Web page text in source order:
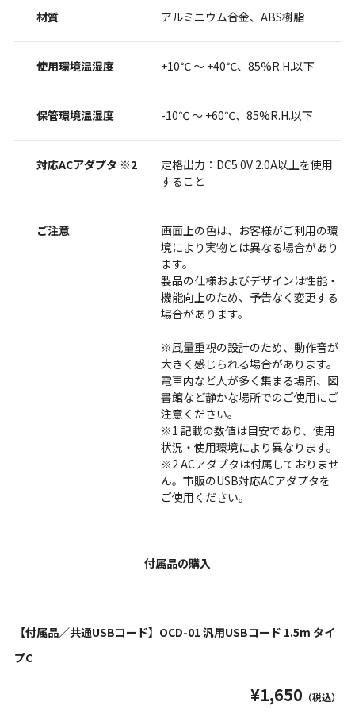
材質 アルミニウム合金、ABS樹脂
使用環境温湿度 +10℃ ～ +40℃、85%R.H.以下
保管環境温湿度 -10℃ ～ +60℃、85%R.H.以下
対応ACアダプタ ※2
定格出力：DC5.0V 2.0A以上を使用
すること
ご注意
画面上の色は、お客様がご利用の環
境により実物とは異なる場合があり
ます。
製品の仕様およびデザインは性能・
機能向上のため、予告なく変更する
場合があります。
※風量重視の設計のため、動作音が
大きく感じられる場合があります。
電車内など人が多く集まる場所、図
書館など静かな場所でのご使用にご
注意ください。
※1 記載の数値は目安であり、使用
状況・使用環境により異なります。
※2 ACアダプタは付属しておりませ
ん。市販のUSB対応ACアダプタを
ご使用ください。
付属品の購入
【付属品／共通USBコード】OCD-01 汎用USBコード 1.5m タイ
プC
¥1,650 （税込）